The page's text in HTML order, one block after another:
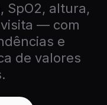
SpO2, altura,
— com
e
de valores